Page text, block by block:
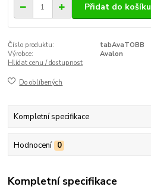
Přidat do košíku
Číslo produktu:
tabAvaTOBB
Výrobce:
Avalon
Hlídat cenu / dostupnost
Do oblíbených
Kompletní specifikace
Hodnocení 0
Kompletní specifikace